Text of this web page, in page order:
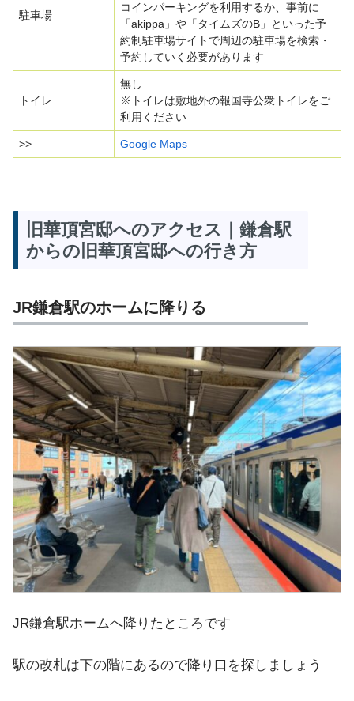
駐車場
コインパーキングを利用するか、事前に
「akippa」や「タイムズのB」といった予
約制駐車場サイトで周辺の駐車場を検索・
予約していく必要があります
トイレ
無し
※トイレは敷地外の報国寺公衆トイレをご
利用ください
>> Google Maps
旧華頂宮邸へのアクセス｜鎌倉駅
からの旧華頂宮邸への行き方
JR鎌倉駅のホームに降りる
JR鎌倉駅ホームへ降りたところです
駅の改札は下の階にあるので降り口を探しましょう